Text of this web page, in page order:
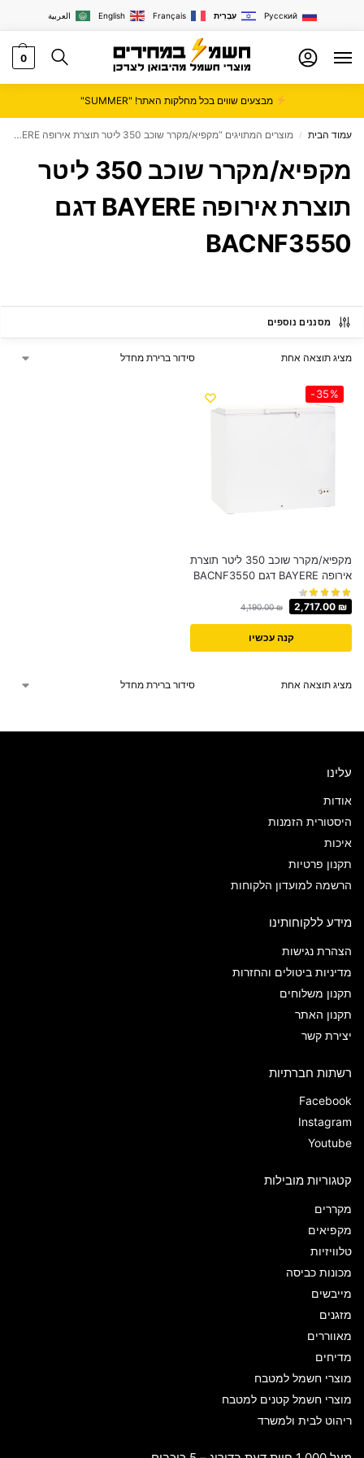
العربية English Français עִבְרִית Русский
0
מבצעים שווים בכל מחלקות האתר! "SUMMER"
עמוד הבית / מוצרים המתויגים “מקפיא/מקרר שוכב 350 ליטר תוצרת אירופה BAYERE דגם BACNF3550”
מקפיא/מקרר שוכב 350 ליטר
תוצרת אירופה BAYERE דגם
BACNF3550
מסננים נוספים
מציג תוצאה אחת
-35%
מקפיא/מקרר שוכב 350 ליטר תוצרת
אירופה BAYERE דגם BACNF3550
4,190.00₪ 2,717.00 ₪
קנה עכשיו
מציג תוצאה אחת
עלינו
אודות
היסטורית הזמנות
איכות
תקנון פרטיות
הרשמה למועדון הלקוחות
מידע ללקוחותינו
הצהרת נגישות
מדיניות ביטולים והחזרות
תקנון משלוחים
תקנון האתר
יצירת קשר
רשתות חברתיות
Facebook
Instagram
Youtube
קטגוריות מובילות
מקררים
מקפיאים
טלוויזיות
מכונות כביסה
מייבשים
מזגנים
מאווררים
מדיחים
מוצרי חשמל למטבח
מוצרי חשמל קטנים למטבח
ריהוט לבית ולמשרד